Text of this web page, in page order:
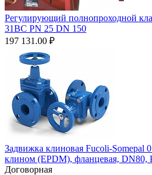
Регулирующий полнопроходной
31BC PN 25 DN 150
197 131.00 ₽
Задвижка клиновая Fucoli-Somepal
клином (EPDM), фланцевая, DN80,
Договорная